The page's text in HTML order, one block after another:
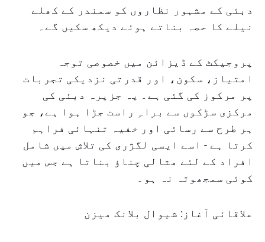
دبئی کے مشہور نظاروں کو سمندر کے کھلے
نیلے کا حصہ بناتے ہوئے دیکھ سکیں گے۔
پروجیکٹ کے ڈیزائن میں خصوصی توجہ
امتیاز، سکون، اور قدرتی نزدیکی تجربات
پر مرکوز کی گئی ہے۔ یہ جزیرہ دبئی کی
مرکزی سڑکوں سے براہِ راست جڑا ہوا ہے، جو
ہر طرح سے رسائی اور خفیہ تنہائی فراہم
کرتا ہے - اسے ایسی لگژری کی تلاش میں شامل
افراد کے لئے مثالی چناؤ بناتا ہے جس میں
کوئی سمجھوتہ نہ ہو۔
علاقائی آغاز: شیوال بلانک میزن